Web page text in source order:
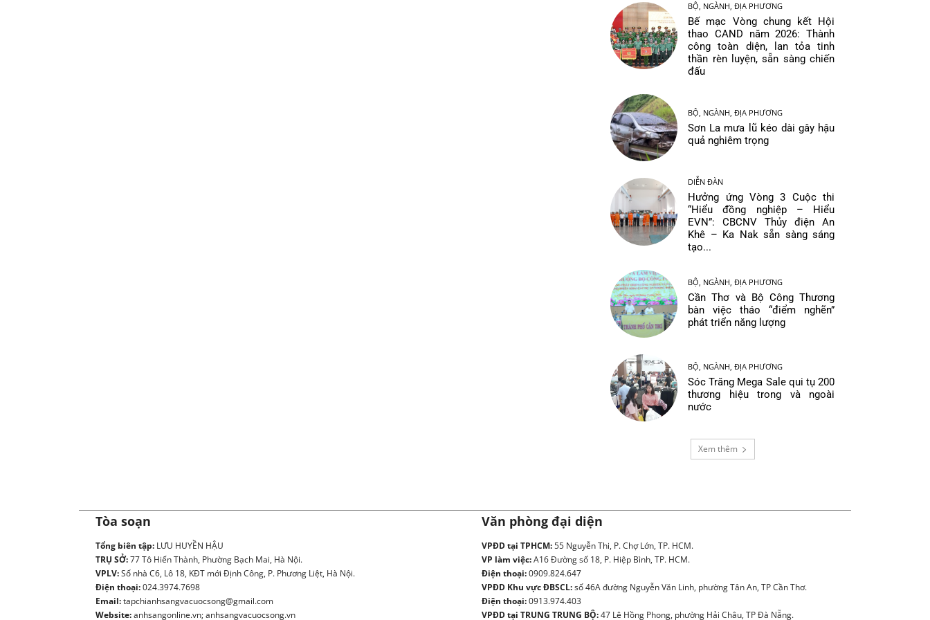
BỘ, NGÀNH, ĐỊA PHƯƠNG
Bế mạc Vòng chung kết Hội
thao CAND năm 2026: Thành
công toàn diện, lan tỏa tinh
thần rèn luyện, sẵn sàng chiến
đấu
BỘ, NGÀNH, ĐỊA PHƯƠNG
Sơn La mưa lũ kéo dài gây hậu
quả nghiêm trọng
DIỄN ĐÀN
Hưởng ứng Vòng 3 Cuộc thi
“Hiểu đồng nghiệp – Hiểu
EVN”: CBCNV Thủy điện An
Khê – Ka Nak sẵn sàng sáng
tạo...
BỘ, NGÀNH, ĐỊA PHƯƠNG
Cần Thơ và Bộ Công Thương
bàn việc tháo “điểm nghẽn”
phát triển năng lượng
BỘ, NGÀNH, ĐỊA PHƯƠNG
Sóc Trăng Mega Sale qui tụ 200
thương hiệu trong và ngoài
nước
Xem thêm
Tòa soạn
Tổng biên tập: LƯU HUYỀN HẬU
TRỤ SỞ:77 Tô Hiến Thành, Phường Bạch Mai, Hà Nội.
VPLV:Số nhà C6, Lô 18, KĐT mới Định Công, P. Phương Liệt, Hà Nội.
Điện thoại:024.3974.7698
Email:tapchianhsangvacuocsong@gmail.com
Website:anhsangonline.vn; anhsangvacuocsong.vn
Văn phòng đại diện
VPĐD tại TPHCM:55 Nguyễn Thi, P. Chợ Lớn, TP. HCM.
VP làm việc:A16 Đường số 18, P. Hiệp Bình, TP. HCM.
Điện thoại:0909.824.647
VPĐD Khu vực ĐBSCL:số 46A đường Nguyễn Văn Linh, phường Tân An, TP Cần Thơ.
Điện thoại:0913.974.403
VPĐD tại TRUNG TRUNG BỘ:47 Lê Hồng Phong, phường Hải Châu, TP Đà Nẵng.